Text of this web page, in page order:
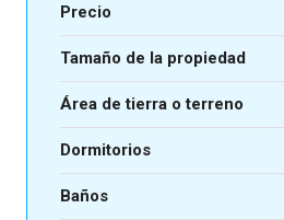
Precio
Tamaño de la propiedad
Área de tierra o terreno
Dormitorios
Baños